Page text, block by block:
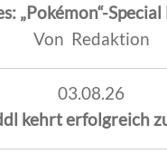
„Pokémon“-
Von Redaktion
03.08.26
kehrt erfolgreich